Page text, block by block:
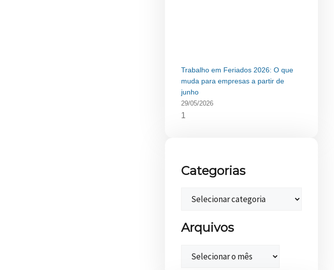
Trabalho em Feriados 2026: O que
muda para empresas a partir de
junho
29/05/2026
Categorias
Arquivos